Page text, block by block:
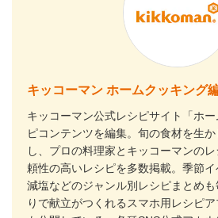
キッコーマン ホームクッキング
キッコーマン公式レシピサイト「ホ
ピコンテンツを編集。旬の食材を生
し、プロの料理家とキッコーマンの
頼性の高いレシピを多数掲載。季節イ
減塩などのジャンル別レシピまとめ
りで献立がつくれるスマホ用レシピア